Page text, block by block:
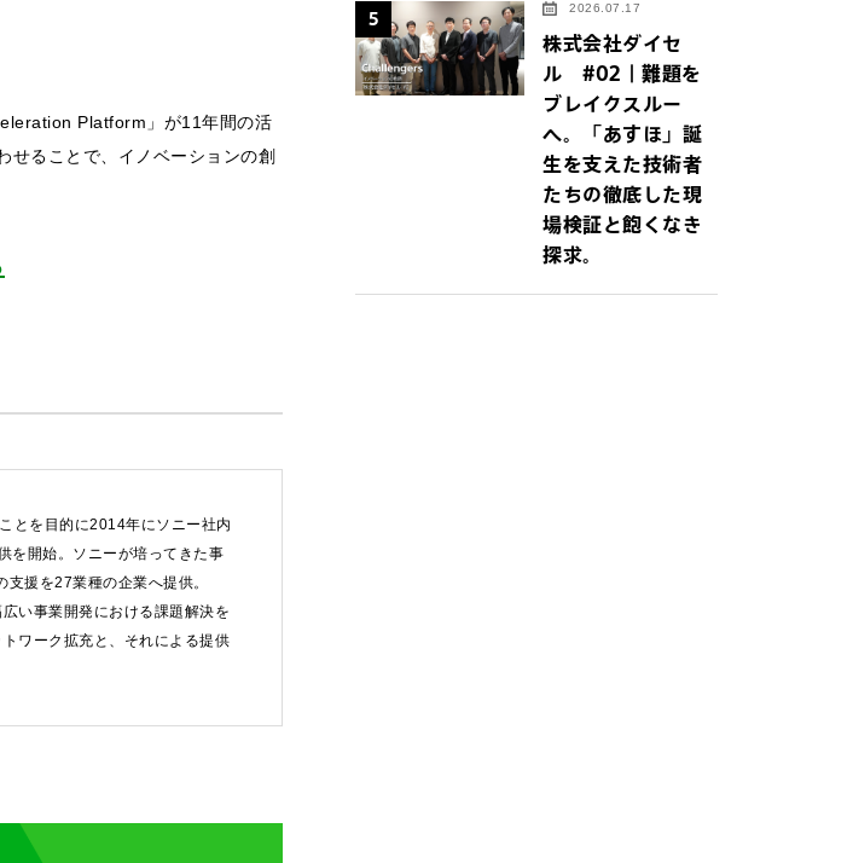
Platform」が11年間の活
せることで、イノベーションの創
とを目的に2014年にソニー社内
を開始。ソニーが培ってきた事
援を27業種の企業へ提供。
い事業開発における課題解決を
ワーク拡充と、それによる提供
5 2026.07.17
株式会社ダイセ
ル #02｜難題を
ブレイクスルー
へ。「あすほ」誕
生を支えた技術者
たちの徹底した現
場検証と飽くなき
探求。
のボタンからお願いします（外部サイトにジャンプしま